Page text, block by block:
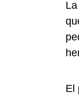
El